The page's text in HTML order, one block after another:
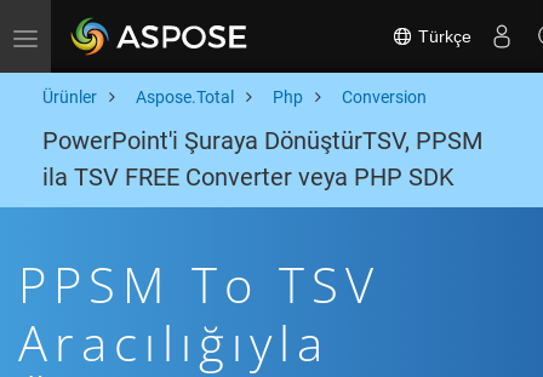
Toggle navigation Türkçe
Ürünler Aspose.Total Php Conversion
PowerPoint'i Şuraya DönüştürTSV, PPSM
ila TSV FREE Converter veya PHP SDK
PPSM To TSV
Aracılığıyla